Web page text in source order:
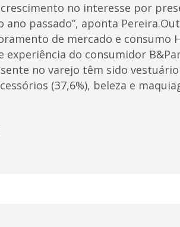
no interesse por
passado”, aponta
de mercado e consumo
experiência do consumidor
no varejo têm sido vestuário
(37,6%), beleza e